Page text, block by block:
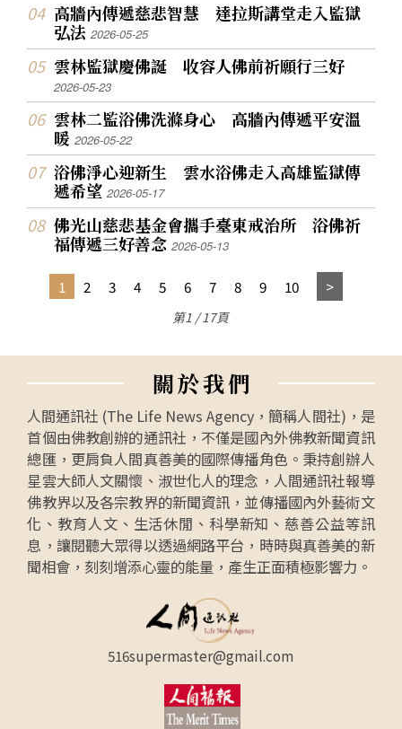
高牆內傳遞慈悲智慧 達拉斯講堂走入監獄
弘法2026-05-25
雲林監獄慶佛誕 收容人佛前祈願行三好
2026-05-23
雲林二監浴佛洗滌身心 高牆內傳遞平安溫
暖2026-05-22
浴佛淨心迎新生 雲水浴佛走入高雄監獄傳
遞希望2026-05-17
佛光山慈悲基金會攜手臺東戒治所 浴佛祈
福傳遞三好善念2026-05-13
1 2 3 4 5 6 7 8 9 10
第1 / 17頁
關於我們
人間通訊社 (The Life News Agency，簡稱人間社)，是
首個由佛教創辦的通訊社，不僅是國內外佛教新聞資訊
總匯，更肩負人間真善美的國際傳播角色。秉持創辦人
星雲大師人文關懷、淑世化人的理念，人間通訊社報導
佛教界以及各宗教界的新聞資訊，並傳播國內外藝術文
化、教育人文、生活休閒、科學新知、慈善公益等訊
息，讓閱聽大眾得以透過網路平台，時時與真善美的新
聞相會，刻刻增添心靈的能量，產生正面積極影響力。
516supermaster@gmail.com